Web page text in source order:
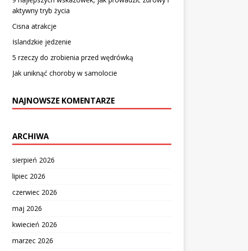
aktywny tryb życia
Cisna atrakcje
Islandzkie jedzenie
5 rzeczy do zrobienia przed wędrówką
Jak uniknąć choroby w samolocie
NAJNOWSZE KOMENTARZE
ARCHIWA
sierpień 2026
lipiec 2026
czerwiec 2026
maj 2026
kwiecień 2026
marzec 2026